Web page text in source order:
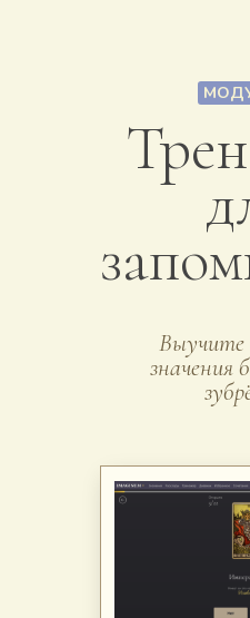
Выучите
значения